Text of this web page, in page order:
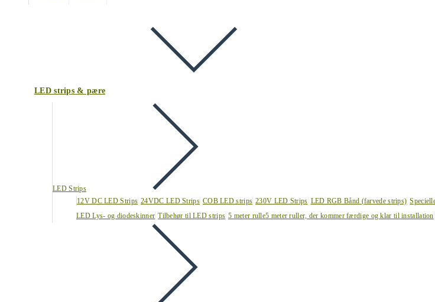
LED strips & pære
LED Strips
12V DC LED Strips 24VDC LED Strips COB LED strips 230V LED Strips LED RGB Bånd (farvede strips)
LED Lys- og diodeskinner Tilbehør til LED strips 5 meter rulle5 meter ruller, der kommer færdige og klar til installation